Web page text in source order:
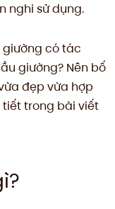
nghi sử dụng.
có tác
giường? Nên bố
đẹp vừa hợp
tiết trong bài viết